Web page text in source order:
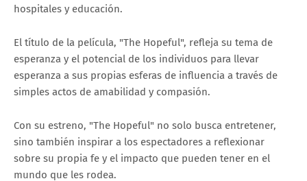
hospitales y educación.
El título de la película, "The Hopeful", refleja su tema de
esperanza y el potencial de los individuos para llevar
esperanza a sus propias esferas de influencia a través de
simples actos de amabilidad y compasión.
Con su estreno, "The Hopeful" no solo busca entretener,
sino también inspirar a los espectadores a reflexionar
sobre su propia fe y el impacto que pueden tener en el
mundo que les rodea.